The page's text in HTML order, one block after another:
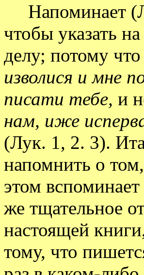
Напоминает
чтобы указать
делу; потому что
изволися и мне
писати тебе, и
нам, иже
(Лук. 1, 2. 3).
напомнить о
этом
же тщательное
настоящей
тому, что